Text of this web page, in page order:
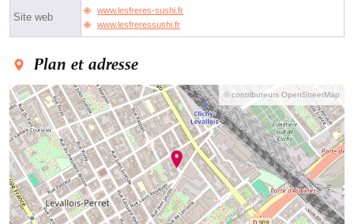
Site web
www.lesfreres-sushi.fr
www.lesfreressushi.fr
Plan et adresse
© contributeurs OpenStreetMap